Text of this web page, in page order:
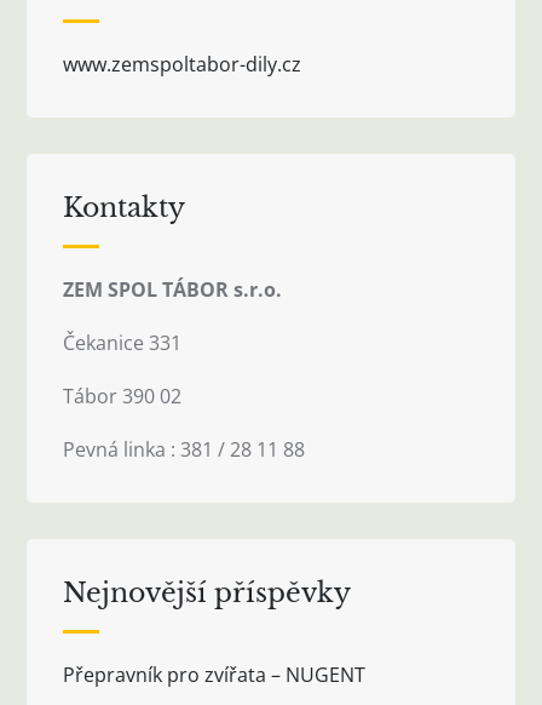
www.zemspoltabor-dily.cz
Kontakty
ZEM SPOL TÁBOR s.r.o.
Čekanice 331
Tábor 390 02
Pevná linka : 381 / 28 11 88
Nejnovější příspěvky
Přepravník pro zvířata – NUGENT